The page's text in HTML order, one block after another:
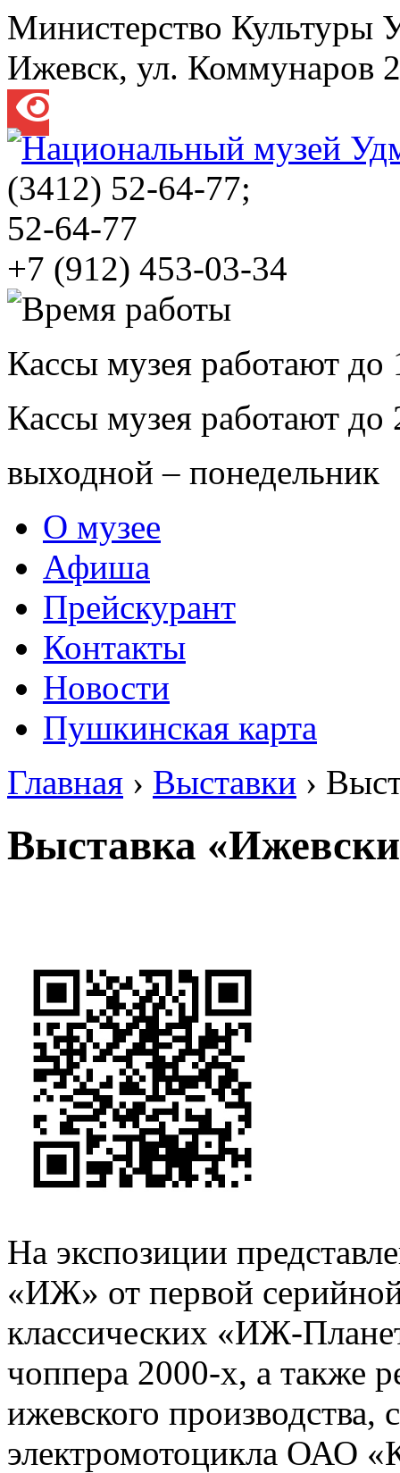
Министерство Культуры
Ижевск, ул. Коммунаров
(3412) 52-64-77;
52-64-77
+7 (912) 453-03-34
Кассы музея работают до
Кассы музея работают
выходной – понедельник
О музее
Афиша
Прейскурант
Контакты
Новости
Пушкинская карта
Главная › Выставки ›
Выставка
На экспозиции
«ИЖ» от первой
классических «ИЖ-
чоппера 2000-х, а также
ижевского производства,
электромотоцикла ОАО